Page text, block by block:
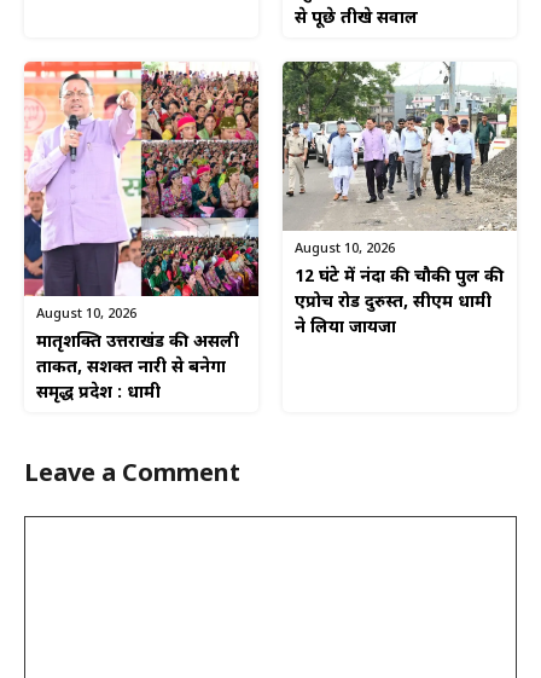
से पूछे तीखे सवाल
August 10, 2026
मातृशक्ति उत्तराखंड की असली
ताकत, सशक्त नारी से बनेगा
समृद्ध प्रदेश : धामी
August 10, 2026
12 घंटे में नंदा की चौकी पुल की
एप्रोच रोड दुरुस्त, सीएम धामी
ने लिया जायजा
Leave a Comment